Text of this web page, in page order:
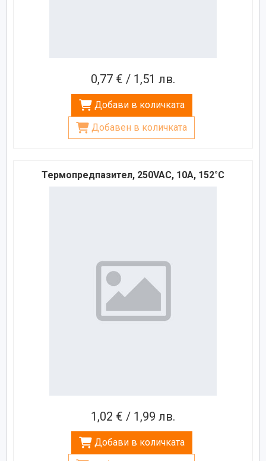
0,77 € / 1,51 лв.
Добави в количката
Добавен в количката
Термопредпазител, 250VAC, 10A, 152°C
1,02 € / 1,99 лв.
Добави в количката